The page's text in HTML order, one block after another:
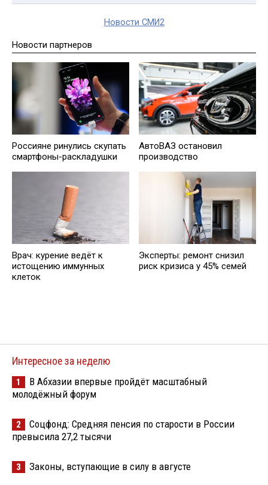
Новости СМИ2
Новости партнеров
Россияне ринулись скупать
смартфоны-раскладушки
АвтоВАЗ остановил
производство
Врач: курение ведёт к
истощению иммунных
клеток
Эксперты: ремонт снизил
риск кризиса у 45% семей
Интересное за неделю
1
В Абхазии впервые пройдёт масштабный
молодёжный форум
2
Соцфонд: Средняя пенсия по старости в России
превысила 27,2 тысячи
3 Законы, вступающие в силу в августе